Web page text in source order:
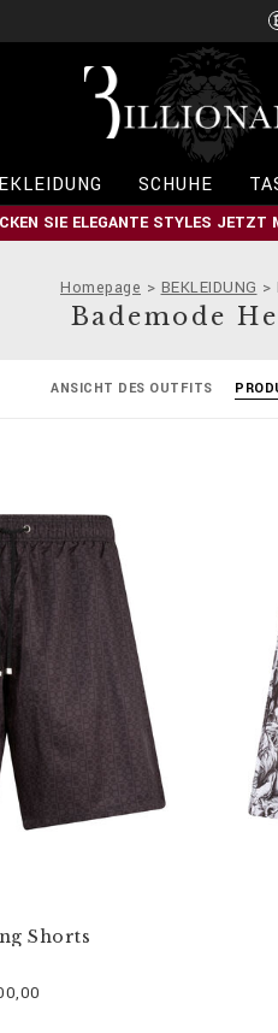
SCHUHE
SIE ELEGANTE STYLES
Homepage BEKLEIDUNG
Bademode
ANSICHT DES OUTFITS
Shorts